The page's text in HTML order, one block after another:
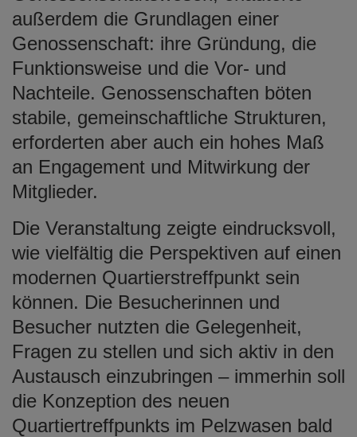
außerdem die Grundlagen einer
Genossenschaft: ihre Gründung, die
Funktionsweise und die Vor- und
Nachteile. Genossenschaften böten
stabile, gemeinschaftliche Strukturen,
erforderten aber auch ein hohes Maß
an Engagement und Mitwirkung der
Mitglieder.
Die Veranstaltung zeigte eindrucksvoll,
wie vielfältig die Perspektiven auf einen
modernen Quartierstreffpunkt sein
können. Die Besucherinnen und
Besucher nutzten die Gelegenheit,
Fragen zu stellen und sich aktiv in den
Austausch einzubringen – immerhin soll
die Konzeption des neuen
Quartiertreffpunkts im Pelzwasen bald